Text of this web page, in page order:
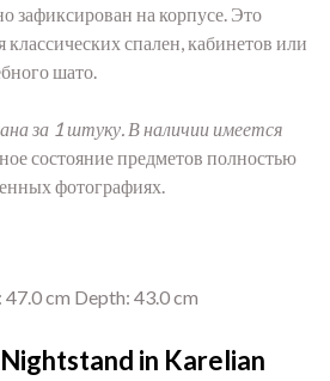
зафиксирован на корпусе. Это
спален, кабинетов или
шато.
за 1 штуку. В наличии имеется
состояние предметов полностью
фотографиях.
cm Depth: 43.0 cm
in Karelian